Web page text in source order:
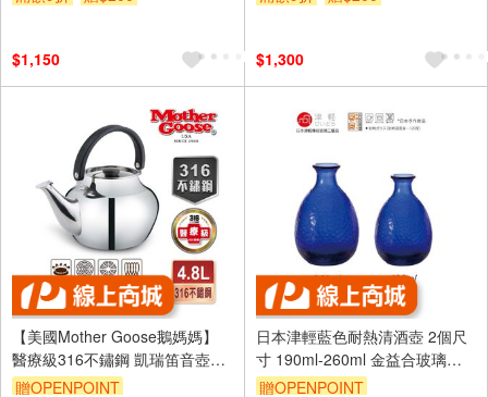
$1,150 $1,300
【美國Mother Goose鵝媽媽】
醫療級316不鏽鋼 凱瑞笛音壺
4.8L
贈OPENPOINT
日本津輕藍色耐熱清酒壺 2個尺
寸 190ml-260ml 金益合玻璃器
皿
贈OPENPOINT